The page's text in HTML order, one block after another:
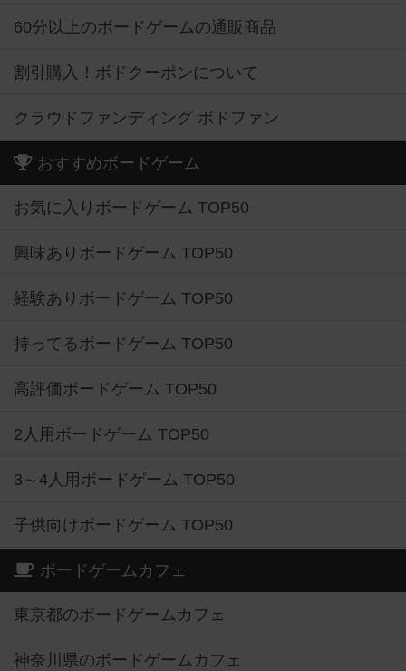
60分以上のボードゲームの通販商品
割引購入！ボドクーポンについて
クラウドファンディング ボドファン
おすすめボードゲーム
お気に入りボードゲーム TOP50
興味ありボードゲーム TOP50
経験ありボードゲーム TOP50
持ってるボードゲーム TOP50
高評価ボードゲーム TOP50
2人用ボードゲーム TOP50
3～4人用ボードゲーム TOP50
子供向けボードゲーム TOP50
ボードゲームカフェ
東京都のボードゲームカフェ
神奈川県のボードゲームカフェ